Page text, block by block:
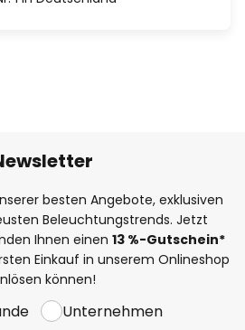
besten Angebote, exklusiven
Beleuchtungstrends. Jetzt
Ihnen einen 13 %-Gutschein*
Einkauf in unserem Onlineshop
können!
Unternehmen